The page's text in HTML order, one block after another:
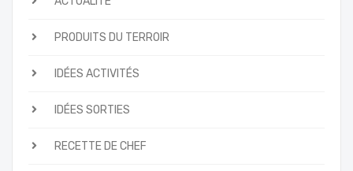
PRODUITS DU TERROIR
IDÉES ACTIVITÉS
IDÉES SORTIES
RECETTE DE CHEF